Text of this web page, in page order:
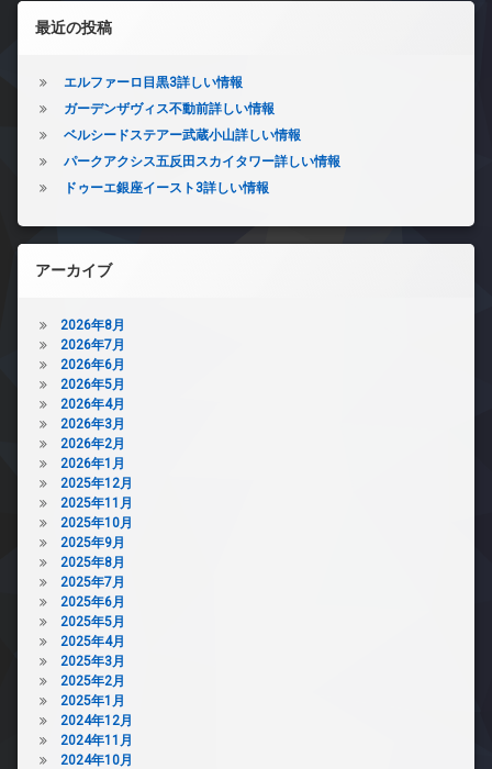
左サイドバー
最近の投稿
エルファーロ目黒3詳しい情報
ガーデンザヴィス不動前詳しい情報
ベルシードステアー武蔵小山詳しい情報
パークアクシス五反田スカイタワー詳しい情報
ドゥーエ銀座イースト3詳しい情報
アーカイブ
2026年8月
2026年7月
2026年6月
2026年5月
2026年4月
2026年3月
2026年2月
2026年1月
2025年12月
2025年11月
2025年10月
2025年9月
2025年8月
2025年7月
2025年6月
2025年5月
2025年4月
2025年3月
2025年2月
2025年1月
2024年12月
2024年11月
2024年10月